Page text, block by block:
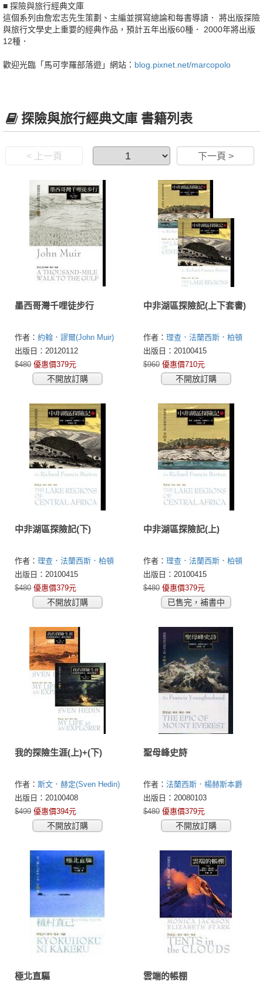
■ 探險與旅行經典文庫
這個系列由詹宏志先生策劃、主編並撰寫總論和每書導讀． 將出版探險
與旅行文學史上重要的經典作品，預計五年出版60種． 2000年將出版
12種．
歡迎光臨「馬可孛羅部落遊」網站： blog.pixnet.net/marcopolo
探險與旅行經典文庫 書籍列表
< 上一頁 下一頁 >
墨西哥灣千哩徒步行
作者： 約翰．謬爾(John Muir)
出版日：20120112
$480 優惠價379元
不開放訂購
中非湖區探險記(上下套書)
作者： 理查．法蘭西斯．柏頓
(Sir Richard Francis Burton)
出版日：20100415
$960 優惠價710元
不開放訂購
中非湖區探險記(下)
作者： 理查．法蘭西斯．柏頓
(Sir Richard Francis Burton)
出版日：20100415
$480 優惠價379元
不開放訂購
中非湖區探險記(上)
作者： 理查．法蘭西斯．柏頓
(Sir Richard Francis Burton)
出版日：20100415
$480 優惠價379元
已售完，補書中
我的探險生涯(上)+(下)
作者： 斯文．赫定(Sven Hedin)
出版日：20100408
$499 優惠價394元
不開放訂購
聖母峰史詩
作者： 法蘭西斯．楊赫斯本爵
士(Sir Francis Younghusband)
出版日：20080103
$480 優惠價379元
不開放訂購
極北直驅 雲端的帳棚